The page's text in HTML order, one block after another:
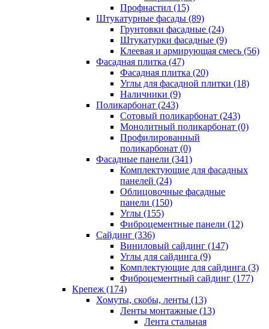
Профнастил (15)
Штукатурные фасады (89)
Грунтовки фасадные (24)
Штукатурки фасадные (9)
Клеевая и армирующая смесь (56)
Фасадная плитка (47)
Фасадная плитка (20)
Углы для фасадной плитки (18)
Наличники (9)
Поликарбонат (243)
Сотовый поликарбонат (243)
Монолитный поликарбонат (0)
Профилированный
поликарбонат (0)
Фасадные панели (341)
Комплектующие для фасадных
панелей (24)
Облицовочные фасадные
панели (150)
Углы (155)
Фиброцементные панели (12)
Сайдинг (336)
Виниловый сайдинг (147)
Углы для сайдинга (9)
Комплектующие для сайдинга (3)
Фиброцементный сайдинг (177)
Крепеж (174)
Хомуты, скобы, ленты (13)
Ленты монтажные (13)
Лента стальная